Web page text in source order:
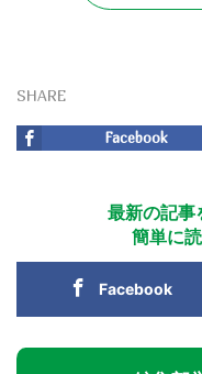
SHARE
Facebook
最新の記
簡単に
Facebook